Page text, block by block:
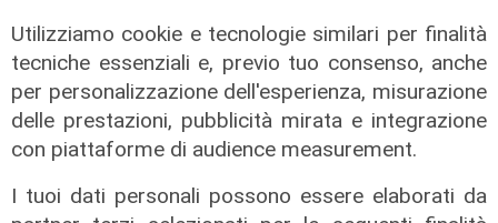
Utilizziamo cookie e tecnologie similari per finalità
tecniche essenziali e, previo tuo consenso, anche
per personalizzazione dell'esperienza, misurazione
delle prestazioni, pubblicità mirata e integrazione
con piattaforme di audience measurement.
I tuoi dati personali possono essere elaborati da
"Oggi Genova diventa capitale della
cultura e della formazione"
16/11/2021